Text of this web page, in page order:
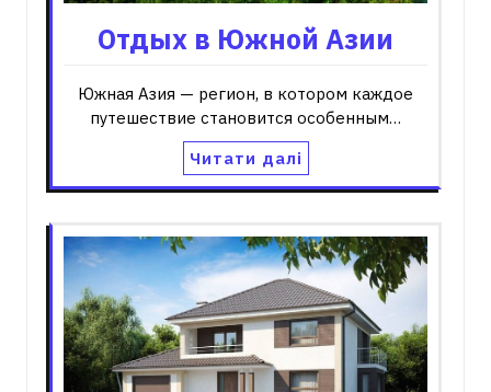
Отдых в Южной Азии
Южная Азия — регион, в котором каждое
путешествие становится особенным…
Читати далі